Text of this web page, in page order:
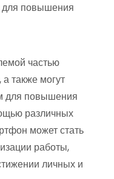
для повышения
частью
также могут
для повышения
различных
может стать
работы,
личных и